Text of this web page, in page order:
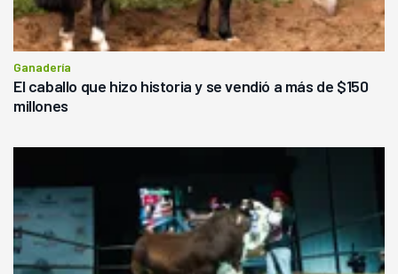
Ganadería
El caballo que hizo historia y se vendió a más de $150
millones